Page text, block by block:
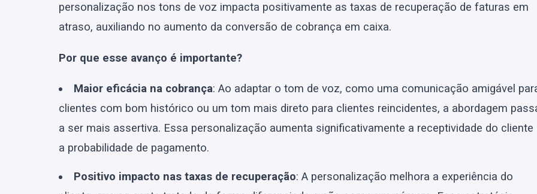
personalização nos tons de voz impacta positivamente as taxas de recuperação de faturas em
atraso, auxiliando no aumento da conversão de cobrança em caixa.
Por que esse avanço é importante?
Maior eficácia na cobrança: Ao adaptar o tom de voz, como uma comunicação amigável
clientes com bom histórico ou um tom mais direto para clientes reincidentes, a abordagem
a ser mais assertiva. Essa personalização aumenta significativamente a receptividade do cliente
a probabilidade de pagamento.
Positivo impacto nas taxas de recuperação: A personalização melhora a experiência do